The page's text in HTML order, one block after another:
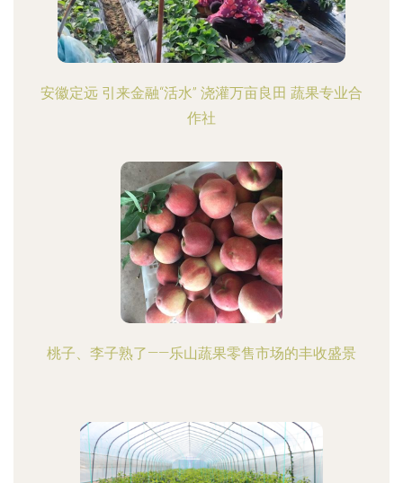
安徽定远 引来金融“活水” 浇灌万亩良田 蔬果专业合
作社
桃子、李子熟了——乐山蔬果零售市场的丰收盛景